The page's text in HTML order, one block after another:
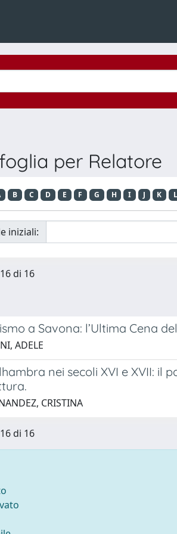
per Relatore
B C D E F G H I J K L
iniziali:
di 16
a Savona: l’Ultima Cena
ADELE
nei secoli XVI e XVII: il
CRISTINA
di 16